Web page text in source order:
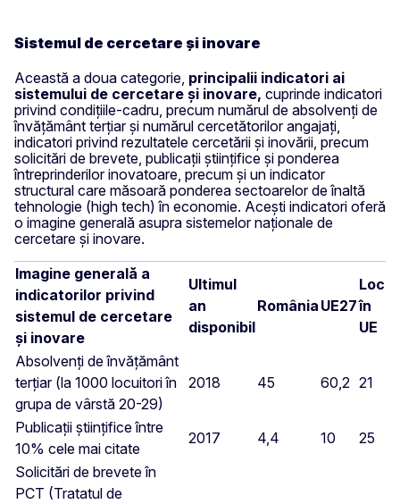
Sistemul de cercetare și inovare
Această a doua categorie, principalii indicatori ai
sistemului de cercetare și inovare, cuprinde indicatori
privind condițiile-cadru, precum numărul de absolvenți de
învățământ terțiar și numărul cercetătorilor angajați,
indicatori privind rezultatele cercetării și inovării, precum
solicitări de brevete, publicații științifice și ponderea
întreprinderilor inovatoare, precum și un indicator
structural care măsoară ponderea sectoarelor de înaltă
tehnologie (high tech) în economie. Acești indicatori oferă
o imagine generală asupra sistemelor naționale de
cercetare și inovare.
Imagine generală a
indicatorilor privind
sistemul de cercetare
și inovare
Ultimul
an
disponibil
România UE27
Loc
în
UE
Absolvenți de învățământ
terțiar (la 1000 locuitori în
grupa de vârstă 20-29)
2018 45 60,2 21
Publicații științifice între
10% cele mai citate
2017 4,4 10
25
Solicitări de brevete în
PCT (Tratatul de